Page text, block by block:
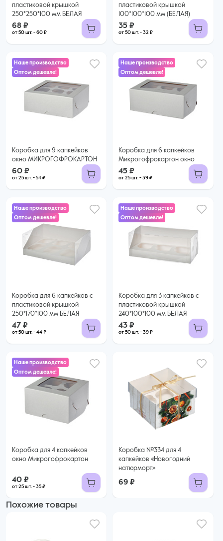
пластиковой крышкой
250*250*100 мм БЕЛАЯ
68 ₽
от 50 шт. - 60 ₽
пластиковой крышкой
100*100*100 мм (БЕЛАЯ)
35 ₽
от 50 шт. - 32 ₽
Наше производство
Оптом дешевле!
Коробка для 9 капкейков
окно МИКРОГОФРОКАРТОН
60 ₽
от 25 шт. - 54 ₽
54 ₽ за шт. при заказе от 25 шт.
Купить оптом
Наше производство
Оптом дешевле!
Коробка для 6 капкейков
Микрогофрокартон окно
45 ₽
от 25 шт. - 39 ₽
39 ₽ за шт. при заказе от 25 шт.
Купить оптом
Наше производство
Оптом дешевле!
Коробка для 6 капкейков с
пластиковой крышкой
250*170*100 мм БЕЛАЯ
47 ₽
от 50 шт. - 44 ₽
47 ₽
44 ₽ за шт. при заказе от 50 шт.
Наше производство
Оптом дешевле!
Коробка для 3 капкейков с
пластиковой крышкой
240*100*100 мм БЕЛАЯ
43 ₽
от 50 шт. - 39 ₽
43 ₽
39 ₽ за шт. при заказе от 50 шт.
Наше производство
Оптом дешевле!
Коробка для 4 капкейков
окно Микрогофрокартон
40 ₽
от 25 шт. - 35 ₽
35 ₽ за шт. при заказе от 25 шт.
Купить оптом
Коробка №334 для 4
капкейков «Новогодний
натюрморт»
69 ₽
Похожие товары